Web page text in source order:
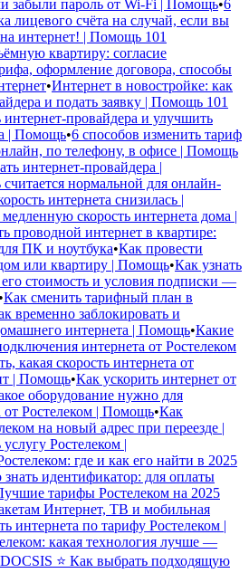
забыли пароль от Wi-Fi | Помощь•6
лицевого счёта на случай, если вы
интернет! | Помощь 101
квартиру: согласие
оформление договора, способы
•Интернет в новостройке: как
и подать заявку | Помощь 101
провайдера и улучшить
| Помощь•6 способов изменить тариф
по телефону, в офисе | Помощь
интернет-провайдера |
считается нормальной для онлайн-
интернета снизилась |
скорость интернета дома |
проводной интернет в квартире:
ПК и ноутбука•Как провести
или квартиру | Помощь•Как узнать
стоимость и условия подписки —
•Как сменить тарифный план в
временно заблокировать и
интернета | Помощь•Какие
интернета от Ростелеком
какая скорость интернета от
| Помощь•Как ускорить интернет от
оборудование нужно для
от Ростелеком | Помощь•Как
на новый адрес при переезде |
Ростелеком |
где и как его найти в 2025
идентификатор: для оплаты
тарифы Ростелеком на 2025
Интернет, ТВ и мобильная
интернета по тарифу Ростелеком |
какая технология лучше —
⭐ Как выбрать подходящую